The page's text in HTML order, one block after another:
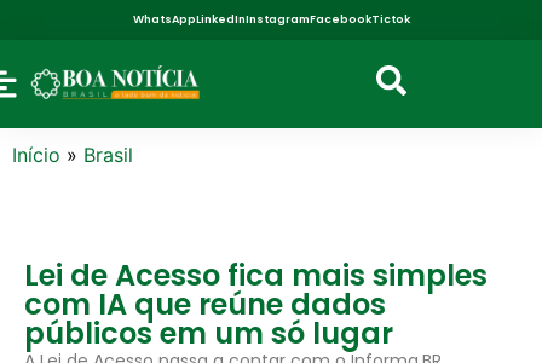
WhatsAppLinkedInInstagramFacebookTictok
Início » Brasil
Lei de Acesso fica mais simples
com IA que reúne dados
públicos em um só lugar